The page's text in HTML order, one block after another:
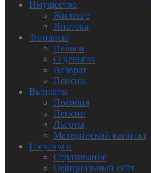
Имущество
Жилище
Ипотека
Финансы
Налоги
О деньгах
Возврат
Пенсии
Выплаты
Пособия
Пенсии
Льготы
Материнский капитал
Госуслуги
Страхование
Официальный сайт